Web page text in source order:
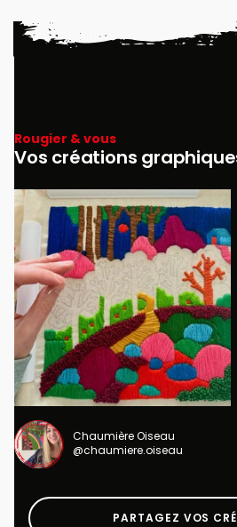
Rougier & vous
Vos créations
Chaumière Oiseau
@chaumiere.oiseau
PARTAGEZ VOS